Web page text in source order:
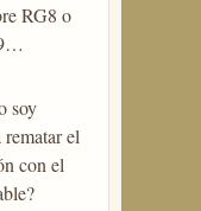
RG8 o
soy
el
con el